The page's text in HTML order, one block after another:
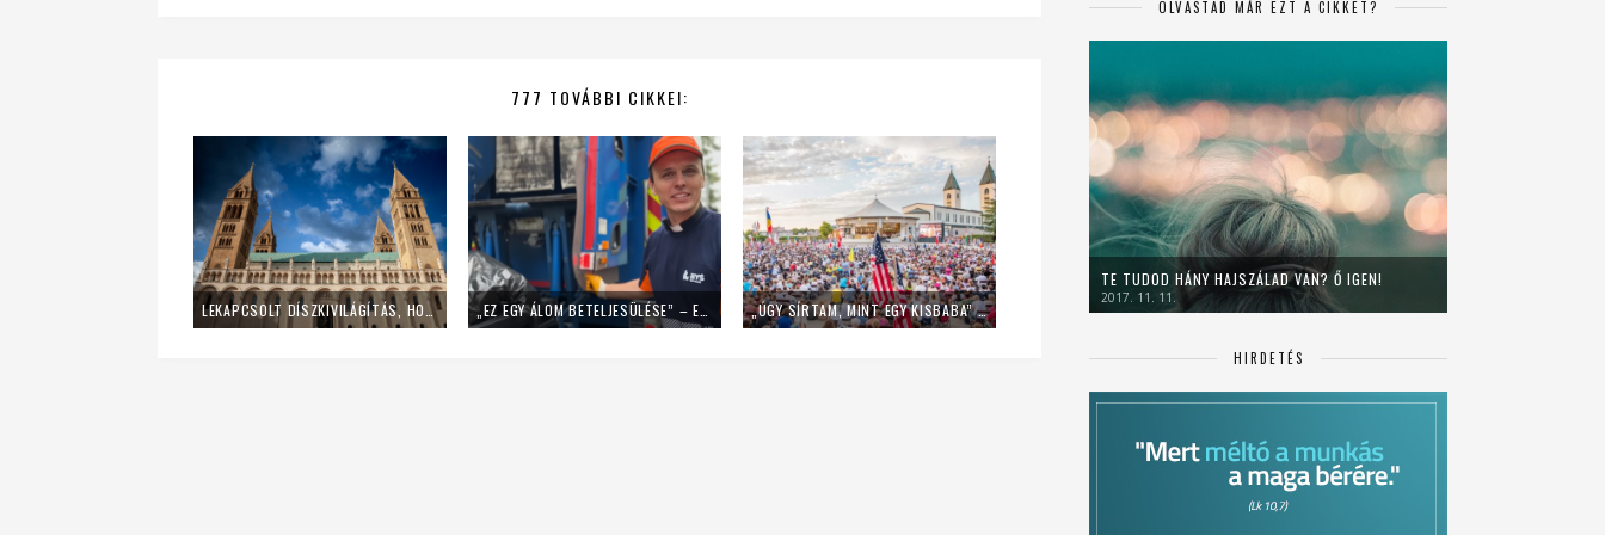
777 TOVÁBBI CIKKEI:
LEKAPCSOLT DÍSZKIVILÁGÍTÁS, HOME OFFICE – ÍGY SPÓROL AZ ENERGIÁVAL A PÉCSI EGYHÁZMEGYE „ÚGY SÍRTAM, MINT EGY KISBABA” – FIATALOK A MLADIFESTRŐL
OLVASTAD MÁR EZT A CIKKET?
TE TUDOD HÁNY HAJSZÁLAD VAN? Ő IGEN!
2017. 11. 11.
HIRDETÉS